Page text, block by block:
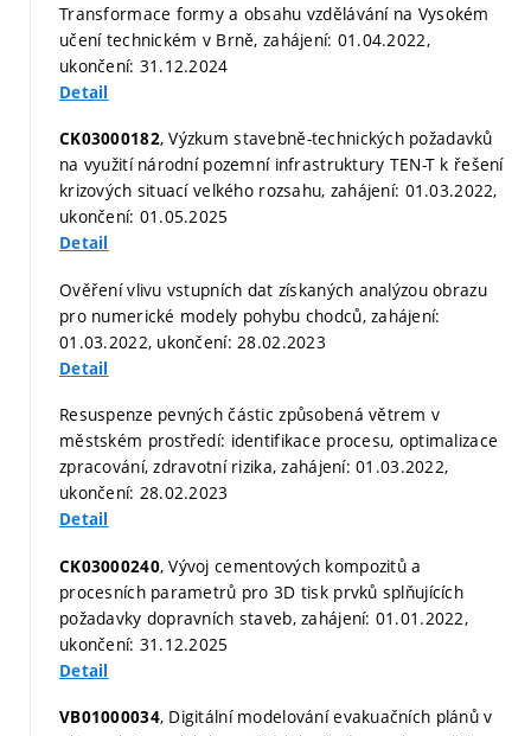
Transformace formy a obsahu vzdělávání na Vysokém
učení technickém v Brně, zahájení: 01.04.2022,
ukončení: 31.12.2024
Detail
CK03000182, Výzkum stavebně-technických požadavků
na využití národní pozemní infrastruktury TEN-T k řešení
krizových situací velkého rozsahu, zahájení: 01.03.2022,
ukončení: 01.05.2025
Detail
Ověření vlivu vstupních dat získaných analýzou obrazu
pro numerické modely pohybu chodců, zahájení:
01.03.2022, ukončení: 28.02.2023
Detail
Resuspenze pevných částic způsobená větrem v
městském prostředí: identifikace procesu, optimalizace
zpracování, zdravotní rizika, zahájení: 01.03.2022,
ukončení: 28.02.2023
Detail
CK03000240, Vývoj cementových kompozitů a
procesních parametrů pro 3D tisk prvků splňujících
požadavky dopravních staveb, zahájení: 01.01.2022,
ukončení: 31.12.2025
Detail
VB01000034, Digitální modelování evakuačních plánů v